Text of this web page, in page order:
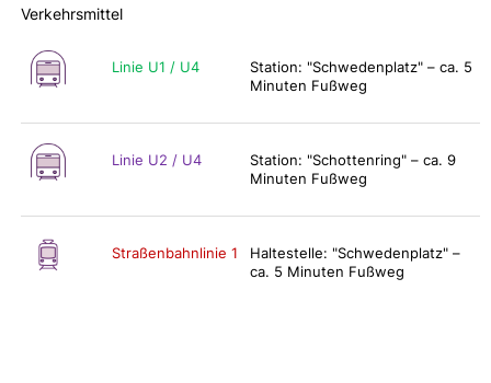
Verkehrsmittel
Linie U1 / U4
Station: "Schwedenplatz" – ca. 5
Minuten Fußweg
Linie U2 / U4
Station: "Schottenring" – ca. 9
Minuten Fußweg
Straßenbahnlinie 1
Haltestelle: "Schwedenplatz" –
ca. 5 Minuten Fußweg